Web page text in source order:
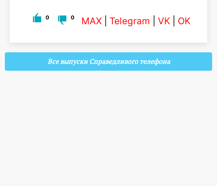
0 0 MAX Telegram VK OK
Все выпуски Справедливого телефона